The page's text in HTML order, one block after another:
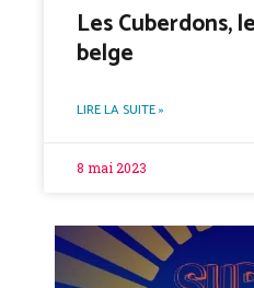
Les Cuberdons,
belge
LIRE LA SUITE »
8 mai 2023